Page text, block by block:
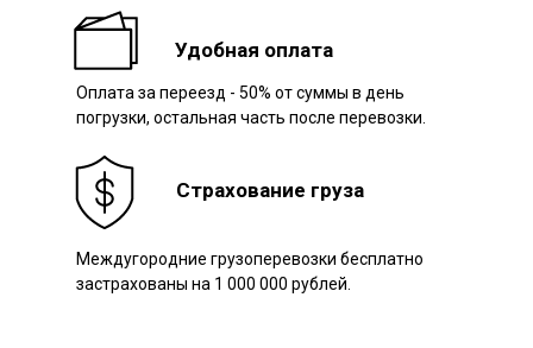
Страхование груза
Удобная оплата
Междугородние грузоперевозки бесплатно
застрахованы на 1 000 000 рублей.
Оплата за переезд - 50% от суммы в день
погрузки, остальная часть после перевозки.